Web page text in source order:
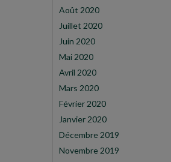
Août 2020
Juillet 2020
Juin 2020
Mai 2020
Avril 2020
Mars 2020
Février 2020
Janvier 2020
Décembre 2019
Novembre 2019